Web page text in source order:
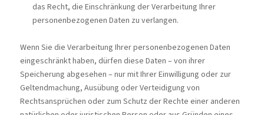
das Recht, die Einschränkung der Verarbeitung Ihrer
personenbezogenen Daten zu verlangen.
Wenn Sie die Verarbeitung Ihrer personenbezogenen Daten
eingeschränkt haben, dürfen diese Daten – von ihrer
Speicherung abgesehen – nur mit Ihrer Einwilligung oder zur
Geltendmachung, Ausübung oder Verteidigung von
Rechtsansprüchen oder zum Schutz der Rechte einer anderen